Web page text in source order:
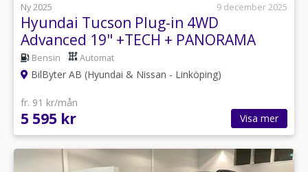
Ny 2025
9 december 2025
Hyundai Tucson Plug-in 4WD
Advanced 19" +TECH + PANORAMA
Privatleasa!!
Bensin Automat
BilByter AB (Hyundai & Nissan - Linköping)
fr. 91 kr/mån
5 595 kr Visa mer